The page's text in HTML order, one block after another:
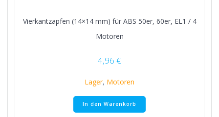
Vierkantzapfen (14×14 mm) für ABS 50er, 60er, EL1 / 4
Motoren
4,96 €
Lager, Motoren
In den Warenkorb